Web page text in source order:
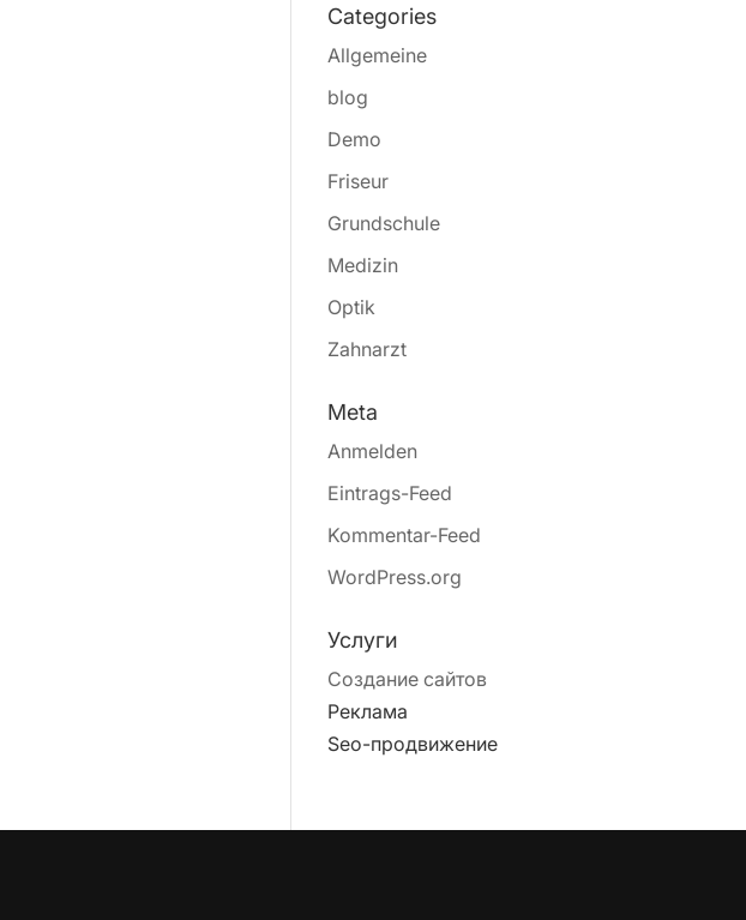
Categories
Allgemeine
blog
Demo
Friseur
Grundschule
Medizin
Optik
Zahnarzt
Meta
Anmelden
Eintrags-Feed
Kommentar-Feed
WordPress.org
Услуги
Создание сайтов
Реклама
Seo-продвижение